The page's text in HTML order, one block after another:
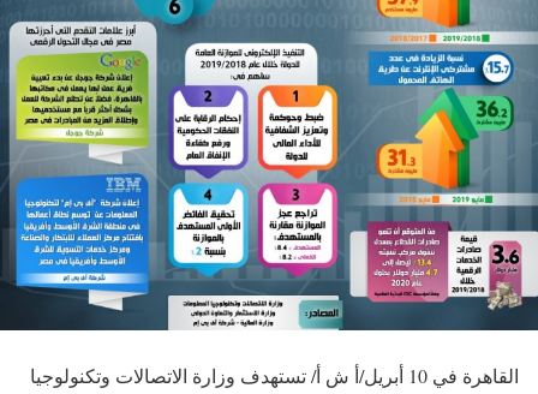
القاهرة في 10 أبريل/أ ش أ/ تستهدف وزارة الاتصالات وتكنولوجيا